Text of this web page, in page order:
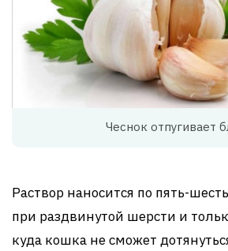
Чеснок отпугивает
Раствор наносится по пять-
при раздвинутой шерсти и
куда кошка не сможет